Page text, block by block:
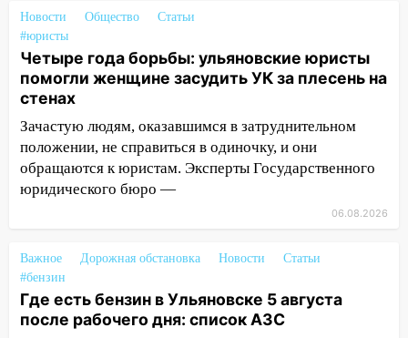
обвиняли в жестоком обращении с
животными
12:28 Миллион на «льготниках»: в
Ульяновской области перевозчик
провернул хитрую схему с чужими
проездными
12:10 Ульяновский алиментщик накопил
120 тысяч долга
области
11:30
2027 года импорт, выпуск и обращение
бензина Евро 2, Евро 3, Евро 4
Новости Общество
Статьи
#юристы
Четыре года борьбы: ульяновские юристы
помогли женщине засудить УК за плесень на
стенах
Зачастую людям, оказавшимся в затруднительном
положении, не справиться в одиночку, и они
обращаются к юристам. Эксперты Государственного
юридического бюро —
06.08.2026
Важное Дорожная обстановка Новости
Статьи
#бензин
Где есть бензин в Ульяновске 5 августа
после рабочего дня: список АЗС